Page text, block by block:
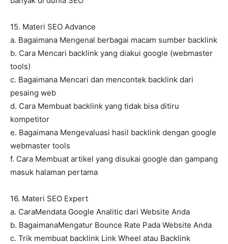
15. Materi SEO Advance
a. Bagaimana Mengenal berbagai macam sumber backlink
b. Cara Mencari backlink yang diakui google (webmaster
tools)
c. Bagaimana Mencari dan mencontek backlink dari
pesaing web
d. Cara Membuat backlink yang tidak bisa ditiru
kompetitor
e. Bagaimana Mengevaluasi hasil backlink dengan google
webmaster tools
f. Cara Membuat artikel yang disukai google dan gampang
masuk halaman pertama
16. Materi SEO Expert
a. CaraMendata Google Analitic dari Website Anda
b. BagaimanaMengatur Bounce Rate Pada Website Anda
c. Trik membuat backlink Link Wheel atau Backlink